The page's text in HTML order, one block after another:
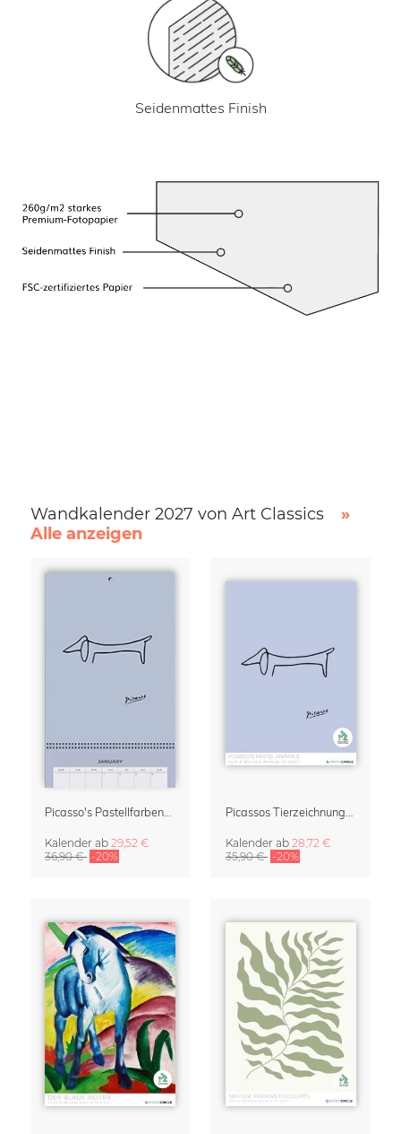
Seidenmattes Finish
Wandkalender 2027 von Art Classics
»
Alle anzeigen
Picasso's Pastellfarbene Tiere Kalender & Terminplaner 2027
Kalender ab 29,52 €
36,90 € -20%
Picassos Tierzeichnungen Kalender 2027 – Pastel Edition
Kalender ab 28,72 €
35,90 € -20%